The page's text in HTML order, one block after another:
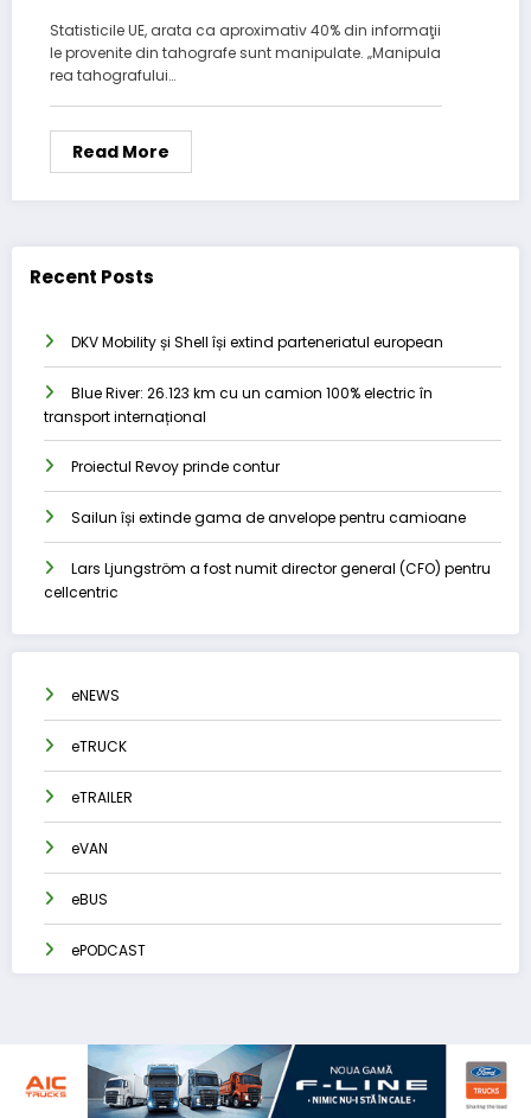
Statisticile UE, arata ca aproximativ 40% din informaţii
le provenite din tahografe sunt manipulate. „Manipula
rea tahografului…
Read More
Recent Posts
DKV Mobility și Shell își extind parteneriatul european
Blue River: 26.123 km cu un camion 100% electric în
transport internațional
Proiectul Revoy prinde contur
Sailun își extinde gama de anvelope pentru camioane
Lars Ljungström a fost numit director general (CFO) pentru
cellcentric
eNEWS
eTRUCK
eTRAILER
eVAN
eBUS
ePODCAST